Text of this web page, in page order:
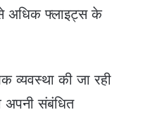
अधिक फ्लाइट्स के
व्यवस्था की जा रही
अपनी संबंधित